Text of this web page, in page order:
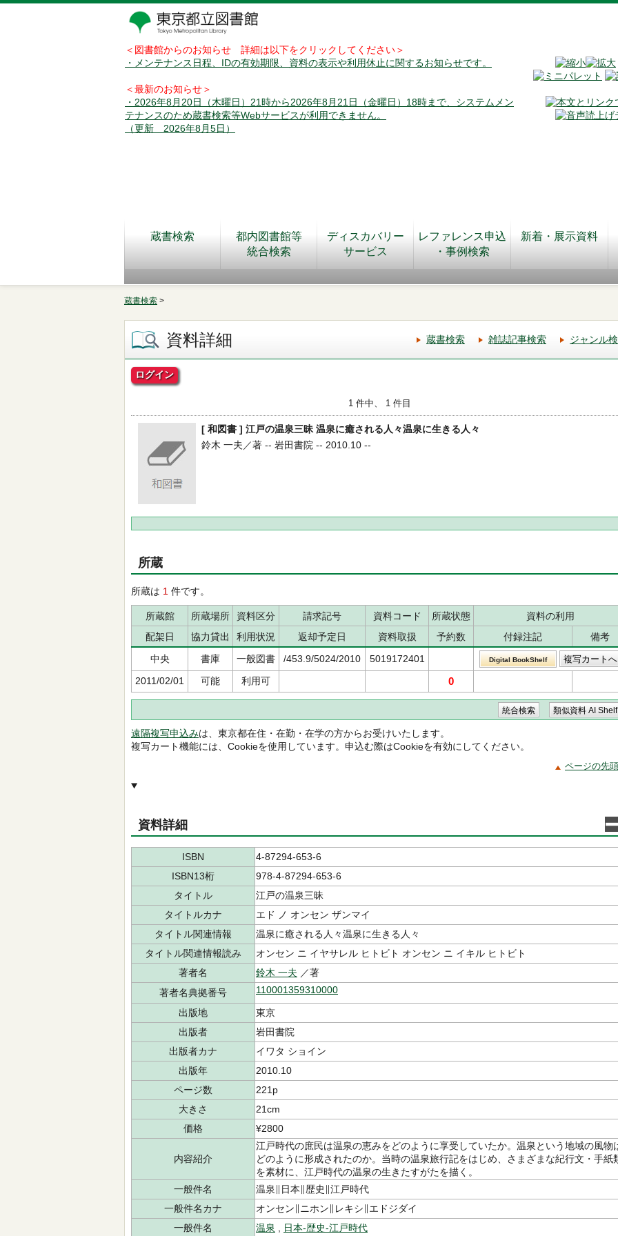
＜図書館からのお知らせ 詳細は以下をクリックしてください＞
・メンテナンス日程、IDの有効期限、資料の表示や利用休止に関するお知らせです。
＜最新のお知らせ＞
・2026年8月20日（木曜日）21時から2026年8月21日（金曜日）18時まで、システムメン
テナンスのため蔵書検索等Webサービスが利用できません。
（更新 2026年8月5日）
蔵書検索
都内図書館等
統合検索
ディスカバリー
サービス
レファレンス申込
・事例検索
新着・展示資料
蔵書検索 >
資料詳細 蔵書検索 雑誌記事検索 ジャンル
ログイン
1 件中、 1 件目
[ 和図書 ] 江戸の温泉三昧 温泉に癒される人々温泉に生きる人々
鈴木 一夫／著 -- 岩田書院 -- 2010.10 --
所蔵
所蔵は 1 件です。
所蔵館 所蔵場所 資料区分 請求記号 資料コード 所蔵状態
資料の利用
配架日
協力貸出 利用状況 返却予定日 資料取扱 予約数 付録注記
備考
中央
書庫 一般図書 /453.9/5024/2010 5019172401 Digital BookShelf
2011/02/01 可能 利用可 0
遠隔複写申込みは、東京都在住・在勤・在学の方からお受けいたします。
複写カート機能には、Cookieを使用しています。申込む際はCookieを有効にしてください。
ページの先
資料詳細
ISBN
4-87294-653-6
ISBN13桁
978-4-87294-653-6
タイトル
江戸の温泉三昧
タイトルカナ
エド ノ オンセン ザンマイ
タイトル関連情報
温泉に癒される人々温泉に生きる人々
タイトル関連情報読み
オンセン ニ イヤサレル ヒトビト オンセン ニ イキル ヒトビト
著者名
鈴木 一夫 ／著
著者名典拠番号
110001359310000
出版地
東京
出版者
岩田書院
出版者カナ
イワタ ショイン
出版年
2010.10
ページ数
221p
大きさ
21cm
価格
¥2800
内容紹介
江戸時代の庶民は温泉の恵みをどのように享受していたか。温泉という地域の風物
どのように形成されたのか。当時の温泉旅行記をはじめ、さまざまな紀行文・手紙
を素材に、江戸時代の温泉の生きたすがたを描く。
一般件名
温泉∥日本∥歴史∥江戸時代
一般件名カナ
オンセン∥ニホン∥レキシ∥エドジダイ
一般件名
温泉 日本-歴史-江戸時代